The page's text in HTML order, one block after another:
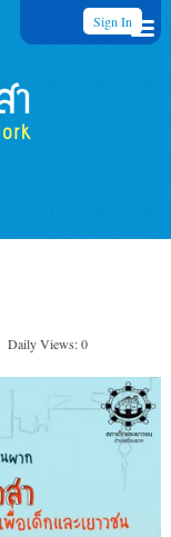
Sign In
Daily Views: 0